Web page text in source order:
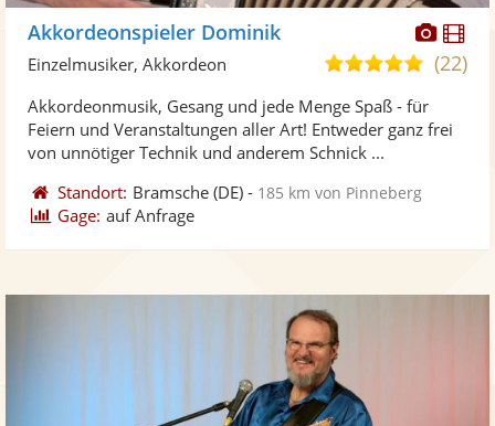
Akkordeonspieler Dominik
5,0
5
(22)
Einzelmusiker, Akkordeon
Akkordeonmusik, Gesang und jede Menge Spaß - für
Feiern und Veranstaltungen aller Art! Entweder ganz frei
von unnötiger Technik und anderem Schnick ...
Standort: Bramsche (DE) - 185 km von Pinneberg
Gage: auf Anfrage